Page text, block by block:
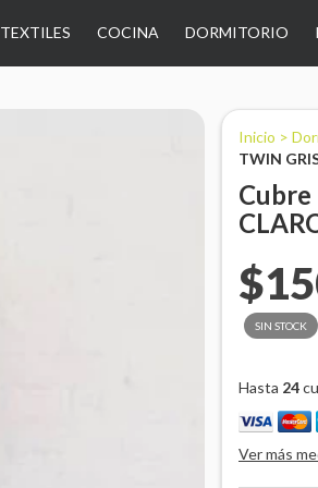
TEXTILES COCINA DORMITORIO
Inicio >
TWIN
Cubre
SIN STOCK
Hasta 24
Ver más